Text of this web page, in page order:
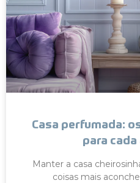
Casa perfumada:
para
Manter a casa
coisas mais